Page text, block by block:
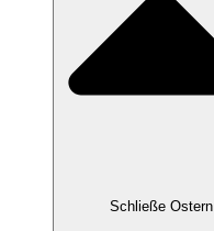
Schließe Ostern